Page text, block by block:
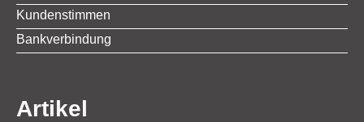
Kundenstimmen
Bankverbindung
Artikel